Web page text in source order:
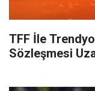
TFF İle
Sözleşmesi